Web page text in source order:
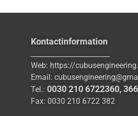
Kontactinformation
Web: https://
Email:
Tel.: 0030 210 6722360,366
Fax: 0030 210 6722 382